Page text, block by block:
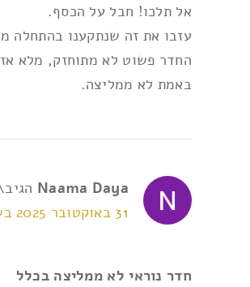
אל תלכו! חבל על הכסף.
עזבו את זה שנתקענו בהתחלה
החדר פשוט לא מתוחזק, מלא
באמת לא ממליצה.
Naama Daya
31 באוקטובר 2025 בשעה 22:08
חדר נוראי לא ממליצה בכלל